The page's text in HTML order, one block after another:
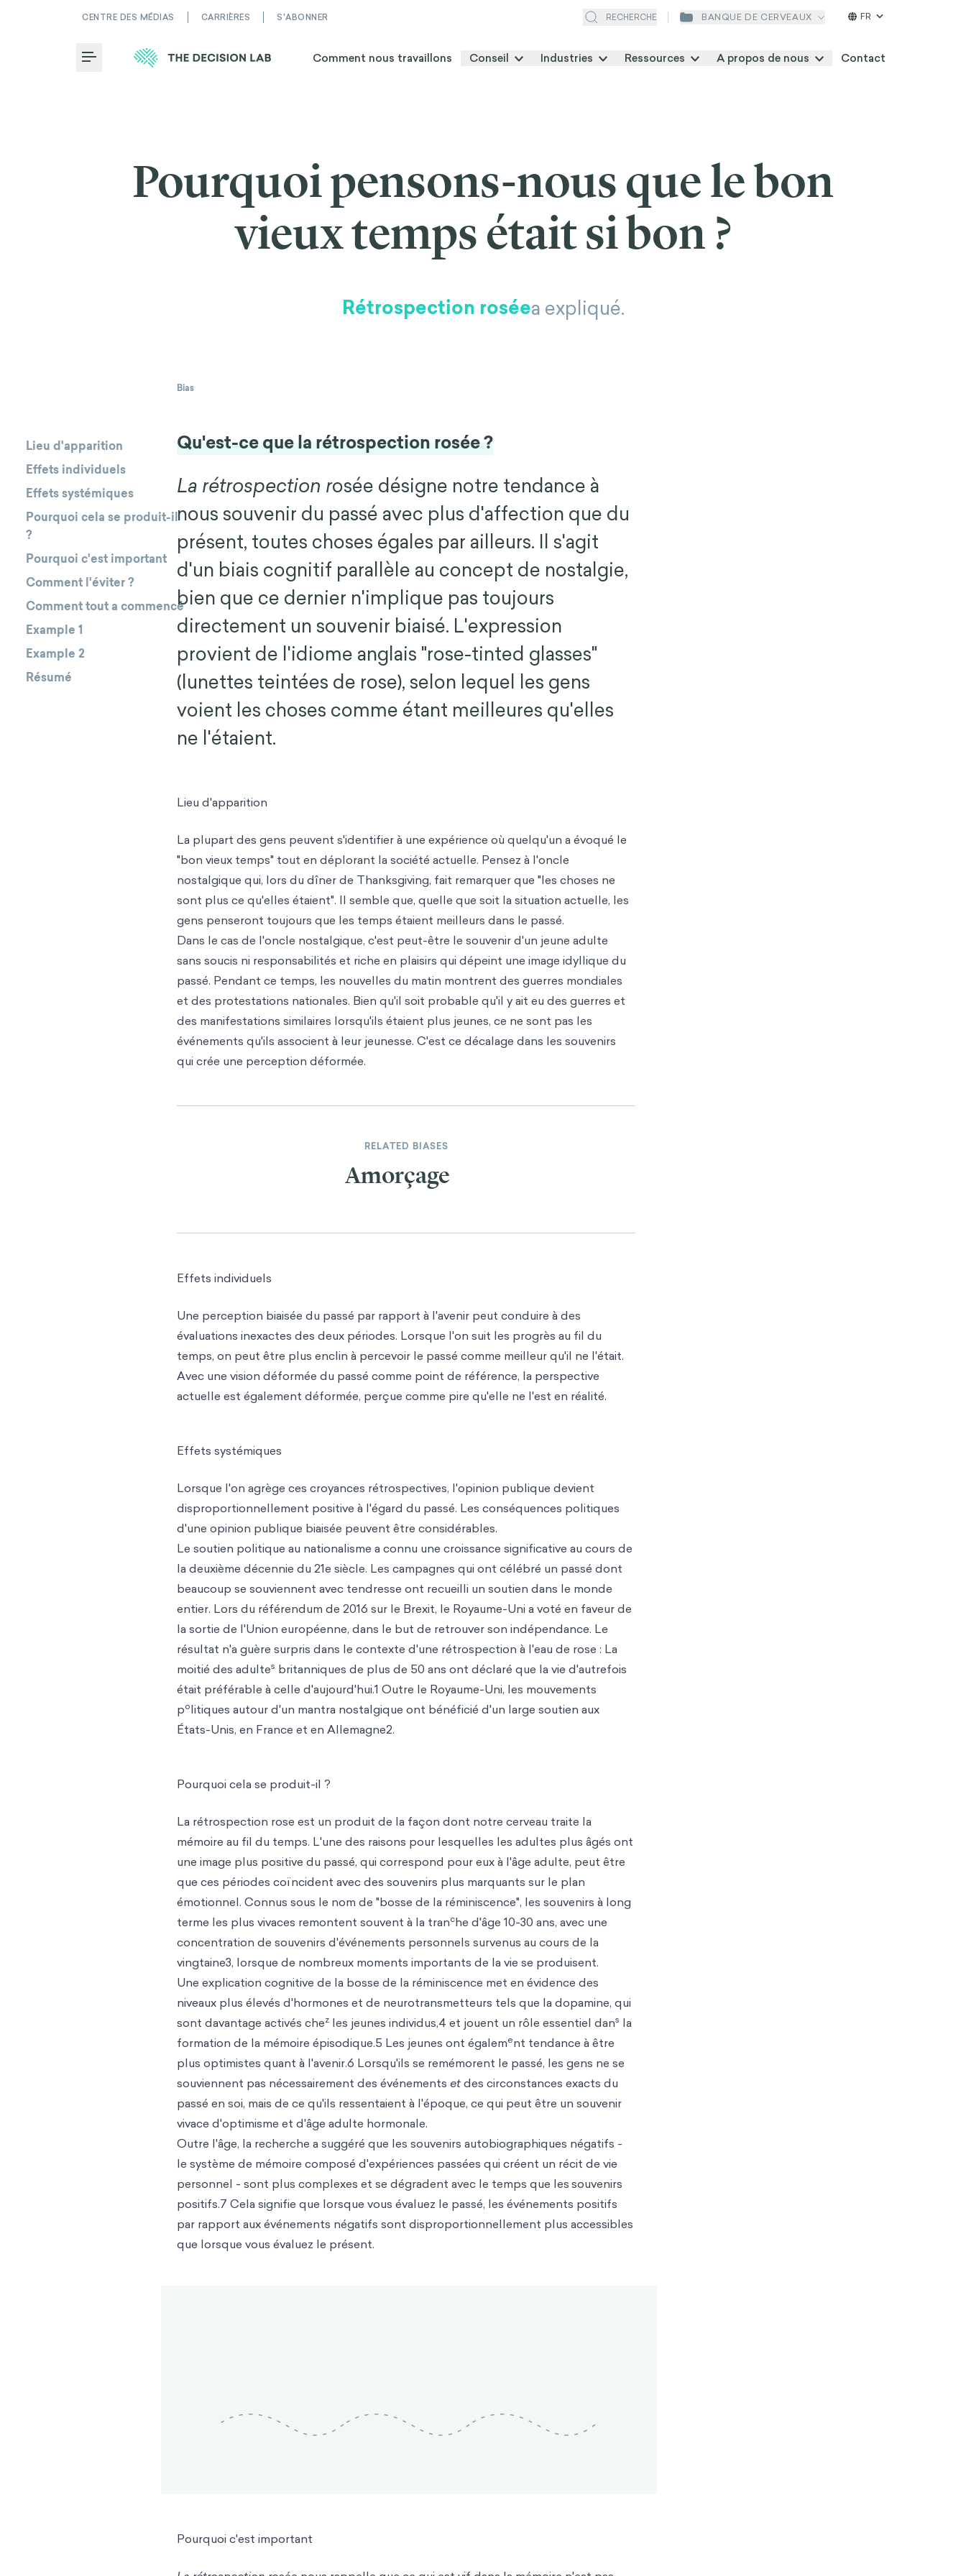
CENTRE DES MÉDIAS CARRIÈRES S'ABONNER RECHERCHE BANQUE DE CERVEAUX FR
Toggle Menu Comment nous travaillons Conseil Industries Ressources A propos de nous Contact
Pourquoi pensons-nous que le bon
vieux temps était si bon ?
Rétrospection roséea expliqué.
Bias
Lieu d'apparition
Effets individuels
Effets systémiques
Pourquoi cela se produit-il
?
Pourquoi c'est important
Comment l'éviter ?
Comment tout a commencé
Example 1
Example 2
Résumé
Qu'est-ce que la rétrospection rosée ?
La rétrospection rosée désigne notre tendance à
nous souvenir du passé avec plus d'affection que du
présent, toutes choses égales par ailleurs. Il s'agit
d'un biais cognitif parallèle au concept de nostalgie,
bien que ce dernier n'implique pas toujours
directement un souvenir biaisé. L'expression
provient de l'idiome anglais "rose-tinted glasses"
(lunettes teintées de rose), selon lequel les gens
voient les choses comme étant meilleures qu'elles
ne l'étaient.
Lieu d'apparition
La plupart des gens peuvent s'identifier à une expérience où quelqu'un a évoqué le
"bon vieux temps" tout en déplorant la société actuelle. Pensez à l'oncle
nostalgique qui, lors du dîner de Thanksgiving, fait remarquer que "les choses ne
sont plus ce qu'elles étaient". Il semble que, quelle que soit la situation actuelle, les
gens penseront toujours que les temps étaient meilleurs dans le passé.
Dans le cas de l'oncle nostalgique, c'est peut-être le souvenir d'un jeune adulte
sans soucis ni responsabilités et riche en plaisirs qui dépeint une image idyllique du
passé. Pendant ce temps, les nouvelles du matin montrent des guerres mondiales
et des protestations nationales. Bien qu'il soit probable qu'il y ait eu des guerres et
des manifestations similaires lorsqu'ils étaient plus jeunes, ce ne sont pas les
événements qu'ils associent à leur jeunesse. C'est ce décalage dans les souvenirs
qui crée une perception déformée.
RELATED BIASES
Amorçage
Effets individuels
Une perception biaisée du passé par rapport à l'avenir peut conduire à des
évaluations inexactes des deux périodes. Lorsque l'on suit les progrès au fil du
temps, on peut être plus enclin à percevoir le passé comme meilleur qu'il ne l'était.
Avec une vision déformée du passé comme point de référence, la perspective
actuelle est également déformée, perçue comme pire qu'elle ne l'est en réalité.
Effets systémiques
Lorsque l'on agrège ces croyances rétrospectives, l'opinion publique devient
disproportionnellement positive à l'égard du passé. Les conséquences politiques
d'une opinion publique biaisée peuvent être considérables.
Le soutien politique au nationalisme a connu une croissance significative au cours de
la deuxième décennie du 21e siècle. Les campagnes qui ont célébré un passé dont
beaucoup se souviennent avec tendresse ont recueilli un soutien dans le monde
entier. Lors du référendum de 2016 sur le Brexit, le Royaume-Uni a voté en faveur de
la sortie de l'Union européenne, dans le but de retrouver son indépendance. Le
résultat n'a guère surpris dans le contexte d'une rétrospection à l'eau de rose : La
moitié des adultes britanniques de plus de 50 ans ont déclaré que la vie d'autrefois
était préférable à celle d'aujourd'hui.1 Outre le Royaume-Uni, les mouvements
politiques autour d'un mantra nostalgique ont bénéficié d'un large soutien aux
États-Unis, en France et en Allemagne2.
Pourquoi cela se produit-il ?
La rétrospection rose est un produit de la façon dont notre cerveau traite la
mémoire au fil du temps. L'une des raisons pour lesquelles les adultes plus âgés ont
une image plus positive du passé, qui correspond pour eux à l'âge adulte, peut être
que ces périodes coïncident avec des souvenirs plus marquants sur le plan
émotionnel. Connus sous le nom de "bosse de la réminiscence", les souvenirs à long
terme les plus vivaces remontent souvent à la tranche d'âge 10-30 ans, avec une
concentration de souvenirs d'événements personnels survenus au cours de la
vingtaine3, lorsque de nombreux moments importants de la vie se produisent.
Une explication cognitive de la bosse de la réminiscence met en évidence des
niveaux plus élevés d'hormones et de neurotransmetteurs tels que la dopamine, qui
sont davantage activés chez les jeunes individus,4 et jouent un rôle essentiel dans la
formation de la mémoire épisodique.5 Les jeunes ont également tendance à être
plus optimistes quant à l'avenir.6 Lorsqu'ils se remémorent le passé, les gens ne se
souviennent pas nécessairement des événements etdes circonstances exacts du
passé en soi, mais de ce qu'ils ressentaient à l'époque, ce qui peut être un souvenir
vivace d'optimisme et d'âge adulte hormonale.
Outre l'âge, la recherche a suggéré que les souvenirs autobiographiques négatifs -
le système de mémoire composé d'expériences passées qui créent un récit de vie
personnel - sont plus complexes et se dégradent avec le temps que les souvenirs
positifs.7 Cela signifie que lorsque vous évaluez le passé, les événements positifs
par rapport aux événements négatifs sont disproportionnellement plus accessibles
que lorsque vous évaluez le présent.
Pourquoi c'est important